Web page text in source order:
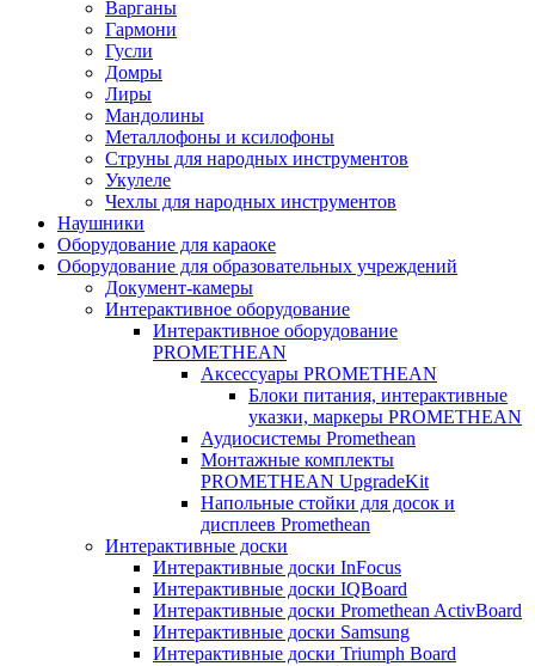
Варганы
Гармони
Гусли
Домры
Лиры
Мандолины
Металлофоны и ксилофоны
Струны для народных инструментов
Укулеле
Чехлы для народных инструментов
Наушники
Оборудование для караоке
Оборудование для образовательных учреждений
Документ-камеры
Интерактивное оборудование
Интерактивное оборудование
PROMETHEAN
Аксессуары PROMETHEAN
Блоки питания, интерактивные
указки, маркеры PROMETHEAN
Аудиосистемы Promethean
Монтажные комплекты
PROMETHEAN UpgradeKit
Напольные стойки для досок и
дисплеев Promethean
Интерактивные доски
Интерактивные доски InFocus
Интерактивные доски IQBoard
Интерактивные доски Promethean ActivBoard
Интерактивные доски Samsung
Интерактивные доски Triumph Board